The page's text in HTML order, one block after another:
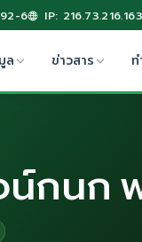
6 IP: 216.73.216.163
ล ข่าวสาร
กนก